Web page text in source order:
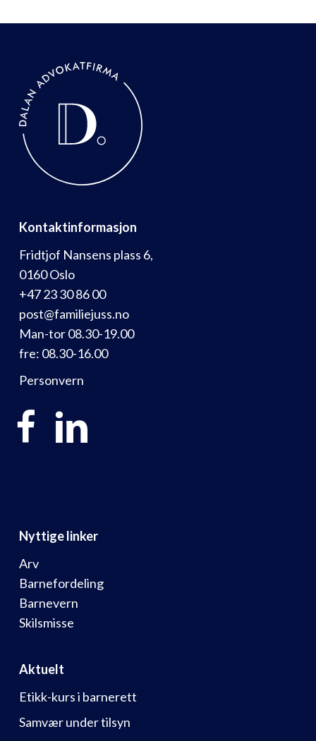
Kontaktinformasjon
+47 23 30 86 00
fre: 08.30-16.00
Personvern
Nyttige linker
Aktuelt
Etikk-kurs i barnerett